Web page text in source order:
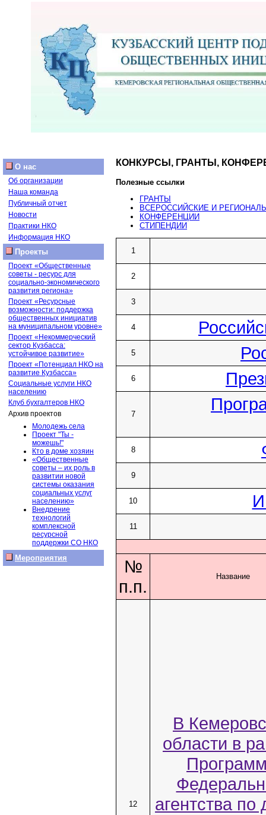
О нас
Об организации
Наша команда
Публичный отчет
Новости
Практики НКО
Информация НКО
Проекты
Проект «Общественные
советы - ресурс для
социально-экономического
развития региона»
Проект «Ресурсные
возможности: поддержка
общественных инициатив
на муниципальном уровне»
Проект «Некоммерческий
сектор Кузбасса:
устойчивое развитие»
Проект «Потенциал НКО на
развитие Кузбасса»
Социальные услуги НКО
населению
Клуб бухгалтеров НКО
Архив проектов
Молодежь села
Проект "Ты -
можешь!"
Кто в доме хозяин
«Общественные
советы – их роль в
развитии новой
системы оказания
социальных услуг
населению»
Внедрение
технологий
комплексной
ресурсной
поддержки СО НКО
Мероприятия
КОНКУРСЫ, ГРАНТЫ,
Полезные ссылки
ГРАНТЫ
ВСЕРОССИЙСКИЕ И
КОНФЕРЕНЦИИ
СТИПЕНДИИ
1
2
3
4
5
6
7
8
9
10
11
№
п.п.
Название
12
В
области в
агентства по